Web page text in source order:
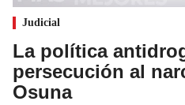
Judicial
La política
persecución al
Osuna